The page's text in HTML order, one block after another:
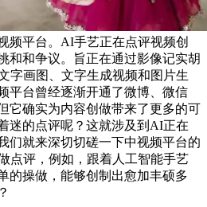
频平台。AI手艺正在点评视频创
和和争议。旨正在通过影像记实胡
字画图、文字生成视频和图片生
平台曾经逐渐开通了微博、微信
它确实为内容创做带来了更多的可
迷的点评呢？这就涉及到AI正在
们就来深切切磋一下中视频平台的
评，例如，跟着人工智能手艺
的操做，能够创制出愈加丰硕多